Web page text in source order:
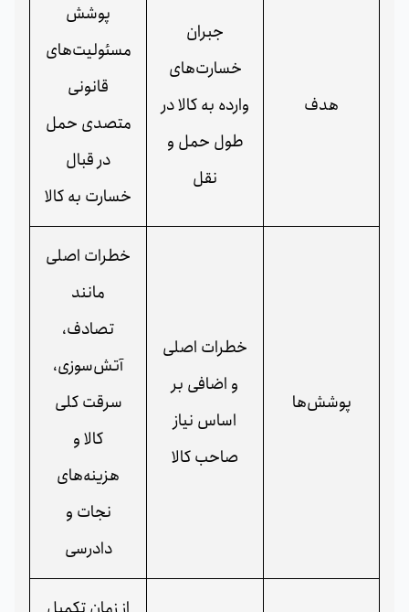
هدف
جبران
خسارت‌های
وارده به کالا در
طول حمل‌ و
نقل
پوشش
مسئولیت‌های
قانونی
متصدی حمل
در قبال
خسارت به کالا
پوشش‌ها
خطرات اصلی
و اضافی بر
اساس نیاز
صاحب کالا
خطرات اصلی
مانند
تصادف،
آتش‌سوزی،
سرقت کلی
کالا و
هزینه‌های
نجات و
دادرسی